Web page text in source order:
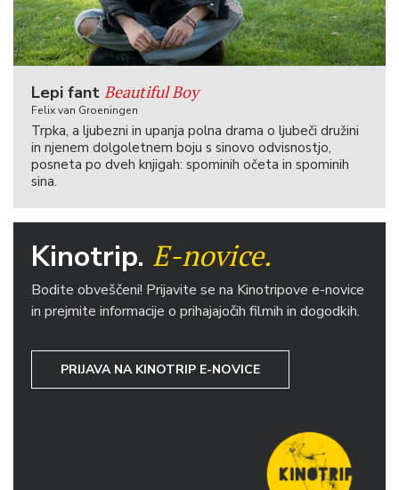
Lepi fant Beautiful Boy
Felix van Groeningen
Trpka, a ljubezni in upanja polna drama o ljubeči družini
in njenem dolgoletnem boju s sinovo odvisnostjo,
posneta po dveh knjigah: spominih očeta in spominih
sina.
Kinotrip. E-novice.
Bodite obveščeni! Prijavite se na Kinotripove e-novice
in prejmite informacije o prihajajočih filmih in dogodkih.
PRIJAVA NA KINOTRIP E-NOVICE